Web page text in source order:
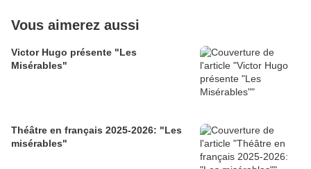
Vous aimerez aussi
Victor Hugo présente "Les
Misérables"
Théâtre en français 2025-2026: "Les
misérables"